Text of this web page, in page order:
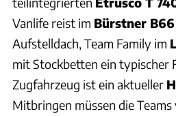
Vanlife reist im Bürstner
Aufstelldach, Team Family im
mit Stockbetten ein typischer
Zugfahrzeug ist ein aktueller
Mitbringen müssen die